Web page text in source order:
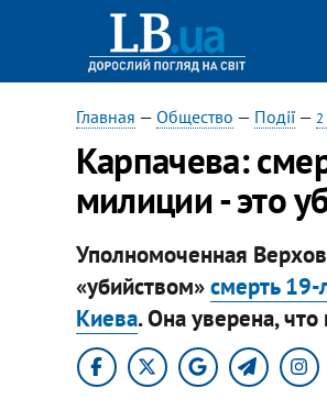
Главная — Общество — Події— 2
Карпачева:
милиции - это
Уполномоченная
«убийством»смерть 19-
Киева. Она уверена,